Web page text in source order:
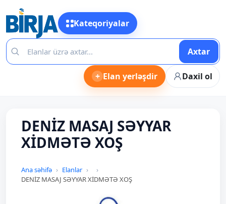
Kateqoriyalar
Axtar
+ Elan yerləşdir Daxil ol
DENİZ MASAJ SƏYYAR
XİDMƏTƏ XOŞ
Ana səhifə
Elanlar
DENİZ MASAJ SƏYYAR XİDMƏTƏ XOŞ